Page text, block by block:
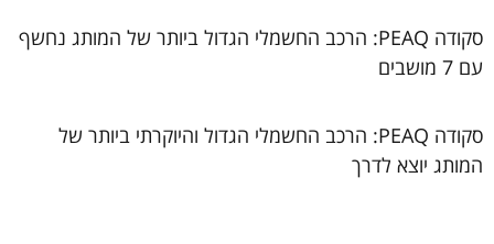
סקודה PEAQ: הרכב החשמלי הגדול ביותר של המותג נחשף
עם 7 מושבים
סקודה PEAQ: הרכב החשמלי הגדול והיוקרתי ביותר של
המותג יוצא לדרך